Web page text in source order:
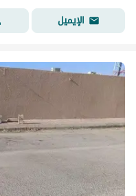
الإيميل